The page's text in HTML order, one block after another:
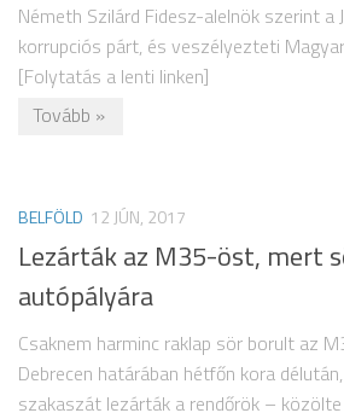
Németh Szilárd Fidesz-alelnök szerint a
korrupciós párt, és veszélyezteti
[Folytatás a lenti linken]
Tovább »
BELFÖLD 12 JÚN, 2017
Lezárták az M35-öst, mert
autópályára
Csaknem harminc raklap sör borult az
Debrecen határában hétfőn kora
szakaszát lezárták a rendőrök –